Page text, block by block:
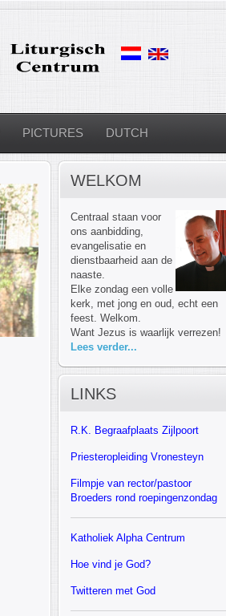
PICTURES DUTCH
WELKOM
Centraal staan voor
ons aanbidding,
evangelisatie en
dienstbaarheid aan de
naaste.
Elke zondag een volle
kerk, met jong en oud, echt een
feest. Welkom.
Want Jezus is waarlijk verrezen!
Lees verder...
LINKS
R.K. Begraafplaats Zijlpoort
Priesteropleiding Vronesteyn
Filmpje van rector/pastoor
Broeders rond roepingenzondag
Katholiek Alpha Centrum
Hoe vind je God?
Twitteren met God